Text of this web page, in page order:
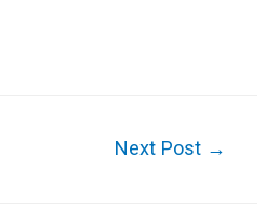
Next Post →